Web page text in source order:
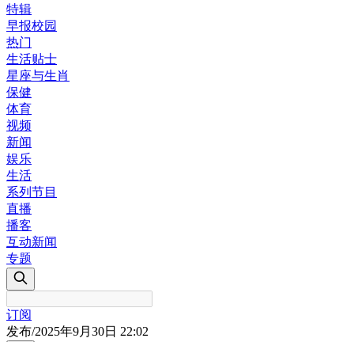
特辑
早报校园
热门
生活贴士
星座与生肖
保健
体育
视频
新闻
娱乐
生活
系列节目
直播
播客
互动新闻
专题
订阅
发布/2025年9月30日 22:02